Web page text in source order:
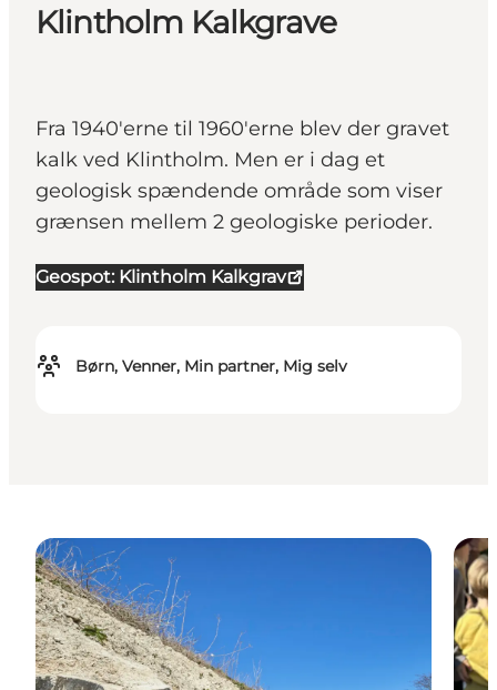
Klintholm Kalkgrave
Fra 1940'erne til 1960'erne blev der gravet
kalk ved Klintholm. Men er i dag et
geologisk spændende område som viser
grænsen mellem 2 geologiske perioder.
Geospot: Klintholm Kalkgrav
Børn, Venner, Min partner, Mig selv